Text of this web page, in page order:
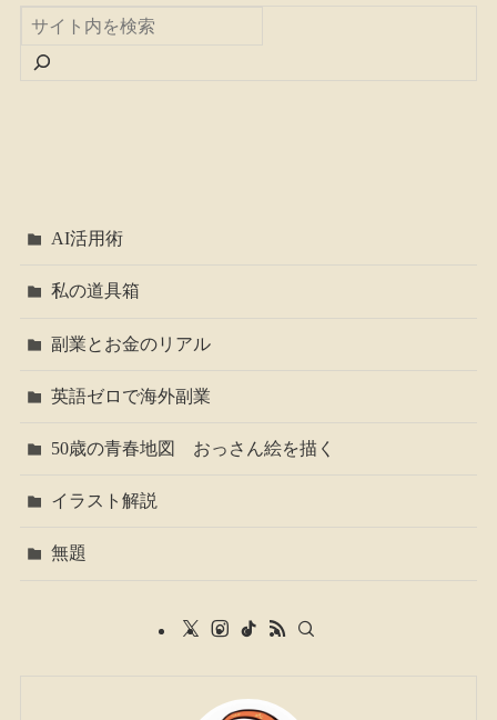
AI活用術
私の道具箱
副業とお金のリアル
英語ゼロで海外副業
50歳の青春地図 おっさん絵を描く
イラスト解説
無題